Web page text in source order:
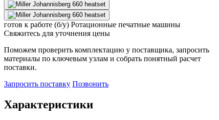
готов к работе (б/у) Ротационные печатные машины
Свяжитесь для уточнения цены
Поможем проверить комплектацию у поставщика, запросить
материалы по ключевым узлам и собрать понятный расчет
поставки.
Запросить поставку Позвонить
Характеристики